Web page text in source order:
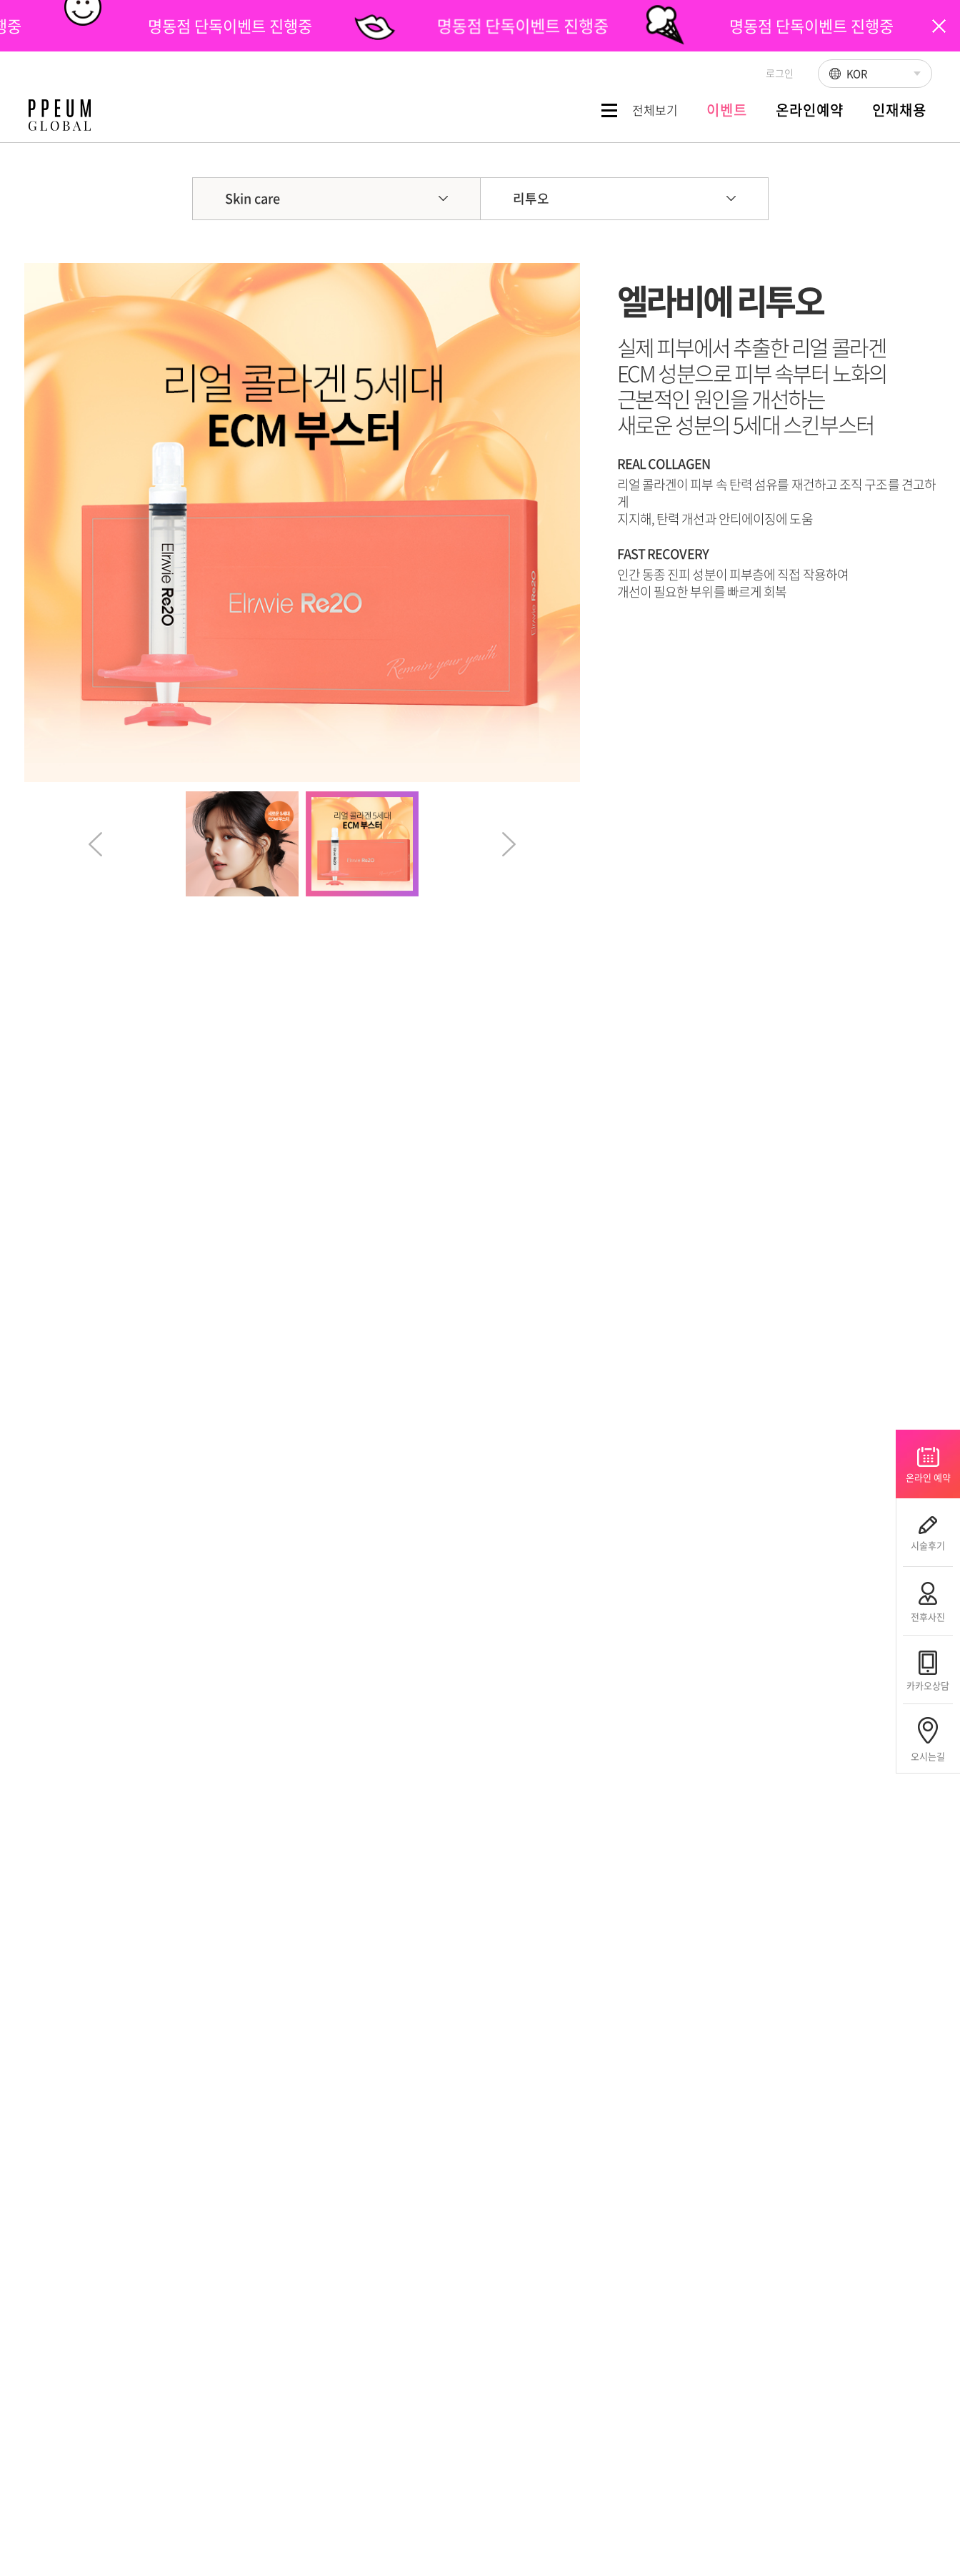
팝업닫기
중 명동점 단독이벤트 진행중 명동점 단독이벤트 진행중 명동점 단독이벤트 진행중
로그인 KOR
전체보기 이벤트 온라인예약 인재채용
온라인 예약
시술후기
전후사진
카카오상담
오시는길
Skin care 리투오
엘라비에 리투오
실제 피부에서 추출한 리얼 콜라겐
ECM 성분으로 피부 속부터 노화의
근본적인 원인을 개선하는
새로운 성분의 5세대 스킨부스터
REAL COLLAGEN
리얼 콜라겐이 피부 속 탄력 섬유를 재건하고 조직 구조를 견고하
게
지지해, 탄력 개선과 안티에이징에 도움
FAST RECOVERY
인간 동종 진피 성분이 피부층에 직접 작용하여
개선이 필요한 부위를 빠르게 회복